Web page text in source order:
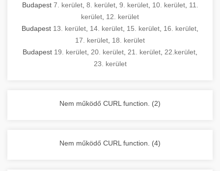
Budapest 7. kerület, 8. kerület, 9. kerület, 10. kerület, 11.
kerület 12. kerület
Budapest 13. kerület 14. kerület 15. kerület 16. kerület
17. kerület 18. kerület
Budapest 19. kerület 20. kerület 21. kerület 22.kerület
23. kerület
Nem működő CURL function. (2)
Nem működő CURL function. (4)